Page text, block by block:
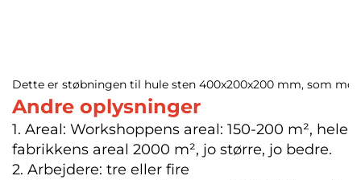
Dette er støbningen til hule sten 400x200x200 mm, som
Andre oplysninger
1. Areal: Workshoppens areal: 150-200 m², hele
fabrikkens areal 2000 m², jo større, jo bedre.
2. Arbejdere: tre eller fire